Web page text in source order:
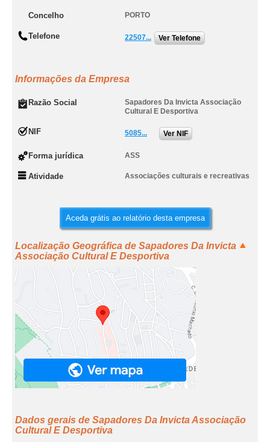
Concelho PORTO
Telefone 22507... Ver Telefone
Informações da Empresa
Razão Social
Sapadores Da Invicta Associação
Cultural E Desportiva
NIF 5085... Ver NIF
Forma jurídica ASS
Atividade Associações culturais e recreativas
Aceda grátis ao relatório desta empresa
Localização Geográfica de Sapadores Da Invicta
Associação Cultural E Desportiva
Dados gerais de Sapadores Da Invicta Associação
Cultural E Desportiva